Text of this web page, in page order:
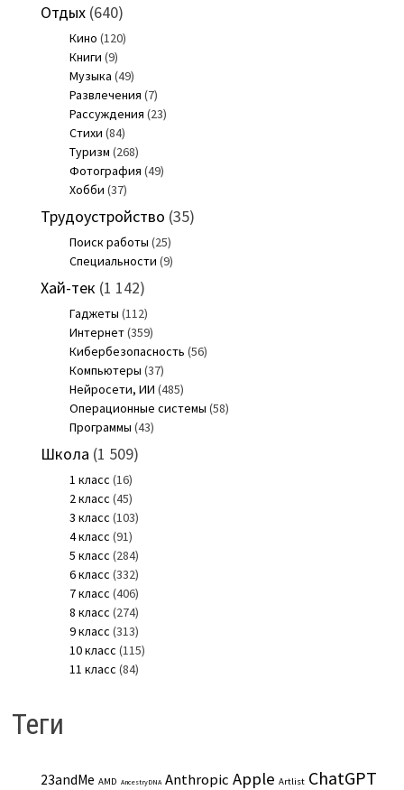
Отдых(640)
Кино (120)
Книги (9)
Музыка (49)
Развлечения (7)
Рассуждения (23)
Стихи (84)
Туризм (268)
Фотография (49)
Хобби (37)
Трудоустройство (35)
Поиск работы (25)
Специальности (9)
Хай-тек (1 142)
Гаджеты (112)
Интернет(359)
Кибербезопасность (56)
Компьютеры (37)
Нейросети, ИИ (485)
Операционные системы (58)
Программы (43)
Школа (1 509)
1 класс (16)
2 класс (45)
3 класс (103)
4 класс (91)
5 класс (284)
6 класс (332)
7 класс (406)
8 класс (274)
9 класс (313)
10 класс (115)
11 класс (84)
Теги
23andMe AMD AncestryDNA Anthropic Apple Artlist ChatGPT